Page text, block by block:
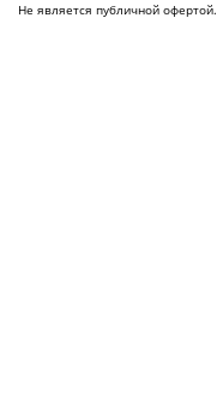
Не является публичной офертой.